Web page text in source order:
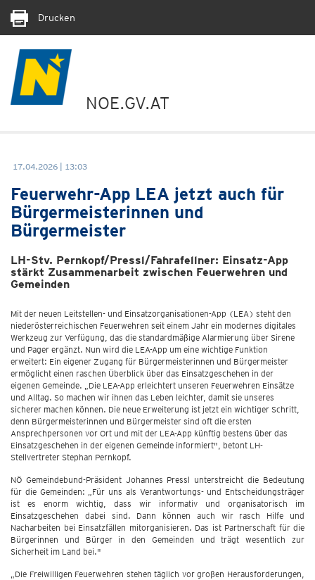
Drucken
NOE.GV.AT
17.04.2026 | 13:03
Feuerwehr-App LEA jetzt auch für
Bürgermeisterinnen und
Bürgermeister
LH-Stv. Pernkopf/Pressl/Fahrafellner: Einsatz-App
stärkt Zusammenarbeit zwischen Feuerwehren und
Gemeinden
Mit der neuen Leitstellen- und Einsatzorganisationen-App (LEA) steht den
niederösterreichischen Feuerwehren seit einem Jahr ein modernes digitales
Werkzeug zur Verfügung, das die standardmäßige Alarmierung über Sirene
und Pager ergänzt. Nun wird die LEA-App um eine wichtige Funktion
erweitert: Ein eigener Zugang für Bürgermeisterinnen und Bürgermeister
ermöglicht einen raschen Überblick über das Einsatzgeschehen in der
eigenen Gemeinde. „Die LEA-App erleichtert unseren Feuerwehren Einsätze
und Alltag. So machen wir ihnen das Leben leichter, damit sie unseres
sicherer machen können. Die neue Erweiterung ist jetzt ein wichtiger Schritt,
denn Bürgermeisterinnen und Bürgermeister sind oft die ersten
Ansprechpersonen vor Ort und mit der LEA-App künftig bestens über das
Einsatzgeschehen in der eigenen Gemeinde informiert", betont LH-
Stellvertreter Stephan Pernkopf.
NÖ Gemeindebund-Präsident Johannes Pressl unterstreicht die Bedeutung
für die Gemeinden: „Für uns als Verantwortungs- und Entscheidungsträger
ist es enorm wichtig, dass wir informativ und organisatorisch im
Einsatzgeschehen dabei sind. Dann können auch wir rasch Hilfe und
Nacharbeiten bei Einsatzfällen mitorganisieren. Das ist Partnerschaft für die
Bürgerinnen und Bürger in den Gemeinden und trägt wesentlich zur
Sicherheit im Land bei."
„Die Freiwilligen Feuerwehren stehen täglich vor großen Herausforderungen,